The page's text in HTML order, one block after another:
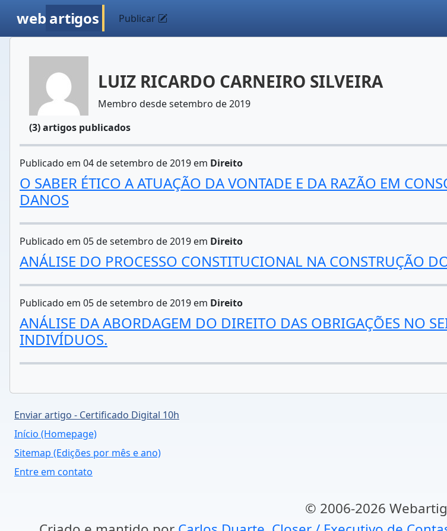
web artigos Publicar
LUIZ RICARDO CARNEIRO SILVEIRA
Membro desde setembro de 2019
(3) artigos publicados
Publicado em 04 de setembro de 2019 em Direito
O SABER ÉTICO A ATUAÇÃO DA VONTADE E DA RAZÃO EM
DANOS
Publicado em 05 de setembro de 2019 em Direito
ANÁLISE DO PROCESSO CONSTITUCIONAL NA CONSTRUÇÃO
Publicado em 05 de setembro de 2019 em Direito
ANÁLISE DA ABORDAGEM DO DIREITO DAS OBRIGAÇÕES NO
INDIVÍDUOS.
Enviar artigo - Certificado Digital 10h
Início (Homepage)
Sitemap (Edições por mês e ano)
Entre em contato
© 2006-2026